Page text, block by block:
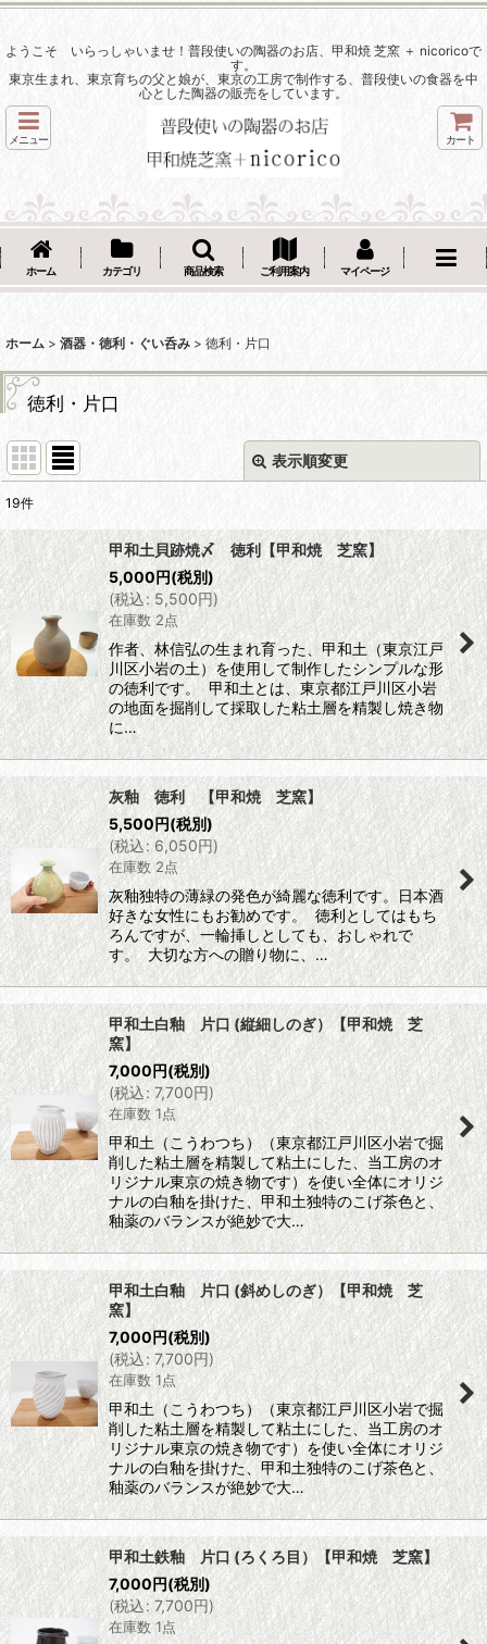
ようこそ いらっしゃいませ！普段使いの陶器のお店、甲和焼 芝窯 ＋ nicoricoで
す。
東京生まれ、東京育ちの父と娘が、東京の工房で制作する、普段使いの食器を中
心とした陶器の販売をしています。
メニュー カート
ホーム カテゴリ 商品検索 ご利用案内 マイページ
ホーム > 酒器・徳利・ぐい呑み > 徳利・片口
徳利・片口
表示順変更
並び順:
絞り込む
19件
甲和土貝跡焼〆 徳利【甲和焼 芝窯】
5,000円(税別)
(税込: 5,500円)
在庫数 2点
作者、林信弘の生まれ育った、甲和土（東京江戸
川区小岩の土）を使用して制作したシンプルな形
の徳利です。 甲和土とは、東京都江戸川区小岩
の地面を掘削して採取した粘土層を精製し焼き物
に…
灰釉 徳利 【甲和焼 芝窯】
5,500円(税別)
(税込: 6,050円)
在庫数 2点
灰釉独特の薄緑の発色が綺麗な徳利です。日本酒
好きな女性にもお勧めです。 徳利としてはもち
ろんですが、一輪挿しとしても、おしゃれで
す。 大切な方への贈り物に、…
甲和土白釉 片口 (縦細しのぎ）【甲和焼 芝
窯】
7,000円(税別)
(税込: 7,700円)
在庫数 1点
甲和土（こうわつち）（東京都江戸川区小岩で掘
削した粘土層を精製して粘土にした、当工房のオ
リジナル東京の焼き物です）を使い全体にオリジ
ナルの白釉を掛けた、甲和土独特のこげ茶色と、
釉薬のバランスが絶妙で大…
甲和土白釉 片口 (斜めしのぎ）【甲和焼 芝
窯】
7,000円(税別)
(税込: 7,700円)
在庫数 1点
甲和土（こうわつち）（東京都江戸川区小岩で掘
削した粘土層を精製して粘土にした、当工房のオ
リジナル東京の焼き物です）を使い全体にオリジ
ナルの白釉を掛けた、甲和土独特のこげ茶色と、
釉薬のバランスが絶妙で大…
甲和土鉄釉 片口 (ろくろ目）【甲和焼 芝窯】
7,000円(税別)
(税込: 7,700円)
在庫数 1点